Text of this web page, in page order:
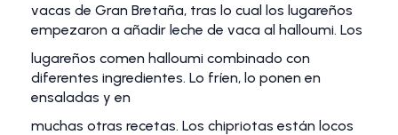
vacas de Gran Bretaña, tras lo cual los lugareños
empezaron a añadir leche de vaca al halloumi. Los
lugareños comen halloumi combinado con
diferentes ingredientes. Lo fríen, lo ponen en
ensaladas y en
muchas otras recetas. Los chipriotas están locos